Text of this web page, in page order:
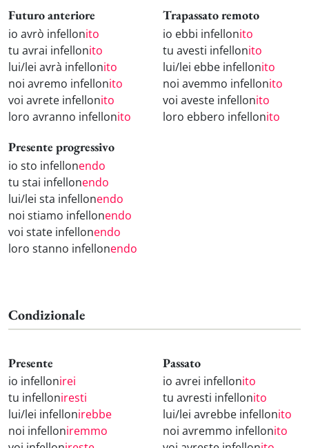
Futuro anteriore
io avrò infellonito
tu avrai infellonito
lui/lei avrà infellonito
noi avremo infellonito
voi avrete infellonito
loro avranno infellonito
Trapassato remoto
io ebbi infellonito
tu avesti infellonito
lui/lei ebbe infellonito
noi avemmo infellonito
voi aveste infellonito
loro ebbero infellonito
Presente progressivo
io sto infellonendo
tu stai infellonendo
lui/lei sta infellonendo
noi stiamo infellonendo
voi state infellonendo
loro stanno infellonendo
Condizionale
Presente
io infellonirei
tu infelloniresti
lui/lei infellonirebbe
noi infelloniremmo
Passato
io avrei infellonito
tu avresti infellonito
lui/lei avrebbe infellonito
noi avremmo infellonito